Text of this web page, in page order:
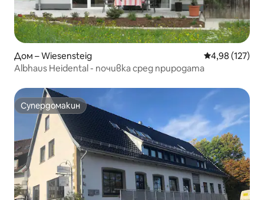
Дом – Wiesensteig Средна
4,98 (127)
Albhaus Heidental - почивка сред природата
Супердомакин
Супердомакин